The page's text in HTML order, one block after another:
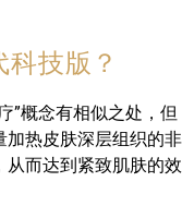
技版？
”概念有相似之处，但
加热皮肤深层组织的非
而达到紧致肌肤的效